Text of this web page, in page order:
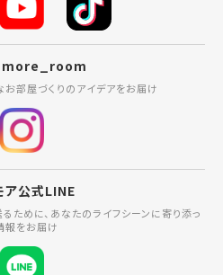
お部屋づくりのアイデアをお届け
ア公式LINE
るために、あなたのライフシーンに寄り添っ
報をお届け